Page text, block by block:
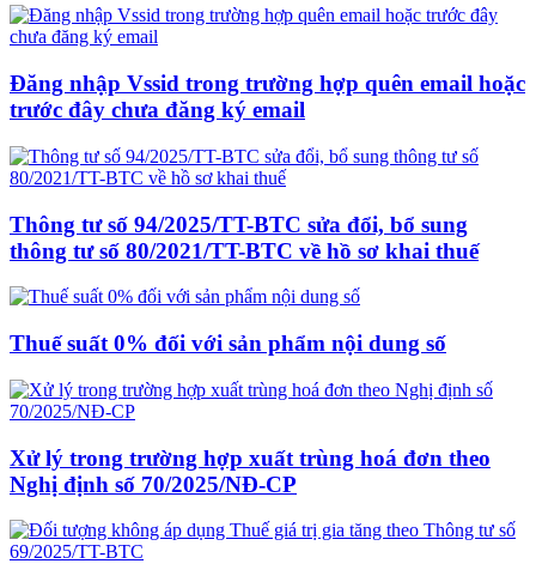
Đăng nhập Vssid trong trường hợp quên email hoặc
trước đây chưa đăng ký email
Thông tư số 94/2025/TT-BTC sửa đổi, bổ sung
thông tư số 80/2021/TT-BTC về hồ sơ khai thuế
Thuế suất 0% đối với sản phẩm nội dung số
Xử lý trong trường hợp xuất trùng hoá đơn theo
Nghị định số 70/2025/NĐ-CP